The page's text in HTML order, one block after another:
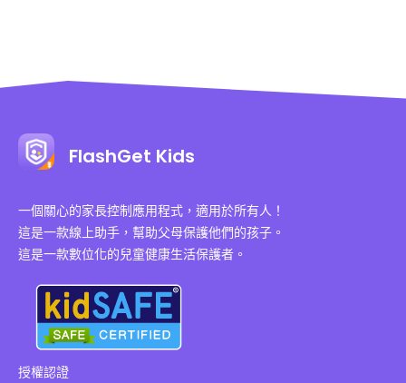
FlashGet Kids
一個關心的家長控制應用程式，適用於所有人！
這是一款線上助手，幫助父母保護他們的孩子。
這是一款數位化的兒童健康生活保護者。
授權認證